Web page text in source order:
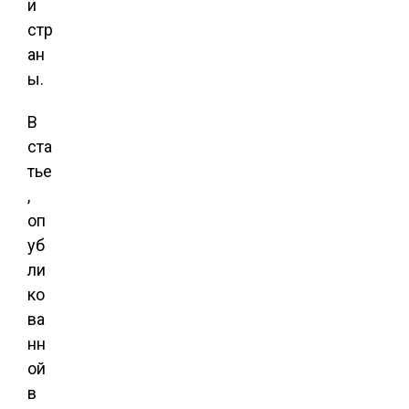
и
стр
ан
ы.
В
ста
тье
,
оп
уб
ли
ко
ва
нн
ой
в